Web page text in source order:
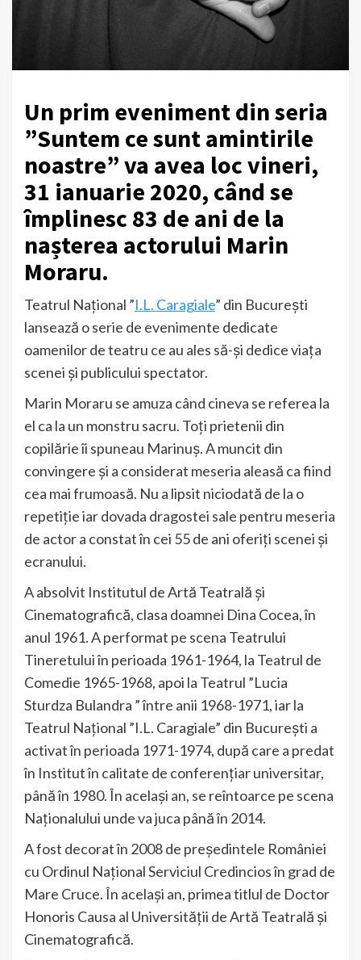
Un prim eveniment din seria
”Suntem ce sunt amintirile
noastre” va avea loc vineri,
31 ianuarie 2020, când se
împlinesc 83 de ani de la
nașterea actorului Marin
Moraru.
Teatrul Național ”I.L. Caragiale” din București
lansează o serie de evenimente dedicate
oamenilor de teatru ce au ales să-și dedice viața
scenei și publicului spectator.
Marin Moraru se amuza când cineva se referea la
el ca la un monstru sacru. Toți prietenii din
copilărie îi spuneau Marinuș. A muncit din
convingere și a considerat meseria aleasă ca fiind
cea mai frumoasă. Nu a lipsit niciodată de la o
repetiție iar dovada dragostei sale pentru meseria
de actor a constat în cei 55 de ani oferiți scenei și
ecranului.
A absolvit Institutul de Artă Teatrală și
Cinematografică, clasa doamnei Dina Cocea, în
anul 1961. A performat pe scena Teatrului
Tineretului în perioada 1961-1964, la Teatrul de
Comedie 1965-1968, apoi la Teatrul ”Lucia
Sturdza Bulandra ” între anii 1968-1971, iar la
Teatrul Național ”I.L. Caragiale” din București a
activat în perioada 1971-1974, după care a predat
în Institut în calitate de conferențiar universitar,
până în 1980. În același an, se reîntoarce pe scena
Naționalului unde va juca până în 2014.
A fost decorat în 2008 de președintele României
cu Ordinul Național Serviciul Credincios în grad de
Mare Cruce. În același an, primea titlul de Doctor
Honoris Causa al Universității de Artă Teatrală și
Cinematografică.